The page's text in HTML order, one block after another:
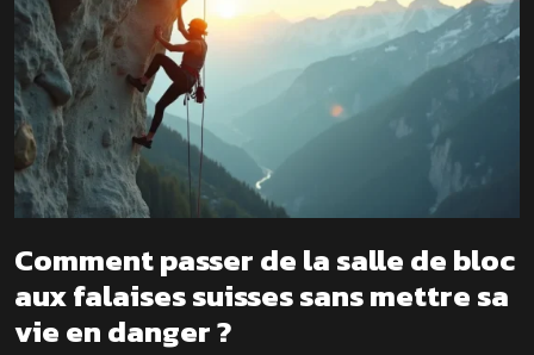
Comment passer de la salle de bloc
aux falaises suisses sans mettre sa
vie en danger ?